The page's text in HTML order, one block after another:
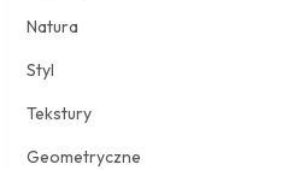
Natura
Styl
Tekstury
Geometryczne